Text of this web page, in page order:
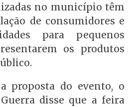
no município têm
de consumidores e
para pequenos
os produtos
proposta do evento, o
disse que a feira